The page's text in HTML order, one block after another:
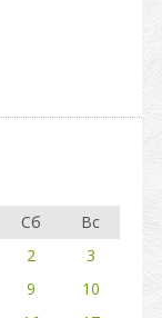
Сб
Вс
2
3
9
10